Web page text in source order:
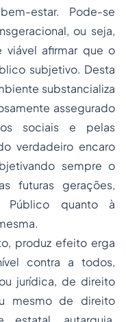
estar. Pode-se
ou seja,
viável afirmar que o
subjetivo. Desta
substancializa
assegurado
sociais e pelas
verdadeiro encaro
sempre o
futuras gerações,
Público quanto à
produz efeito erga
contra a todos,
jurídica, de direito
mesmo de direito